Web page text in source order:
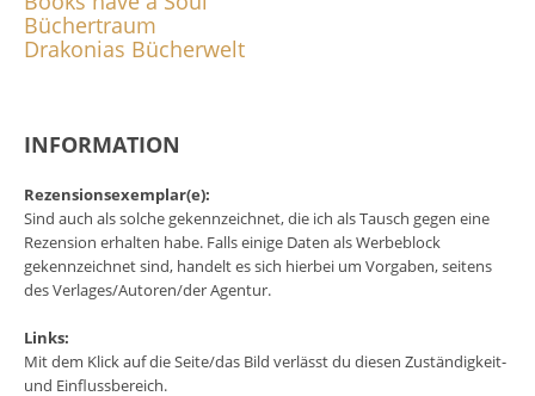
Büchertraum
Drakonias Bücherwelt
INFORMATION
Rezensionsexemplar(e):
Sind auch als solche gekennzeichnet, die ich als Tausch gegen eine
Rezension erhalten habe. Falls einige Daten als Werbeblock
gekennzeichnet sind, handelt es sich hierbei um Vorgaben, seitens
des Verlages/Autoren/der Agentur.
Links:
Mit dem Klick auf die Seite/das Bild verlässt du diesen Zuständigkeit-
und Einflussbereich.